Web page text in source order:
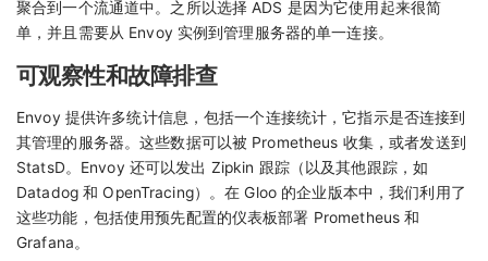
聚合到一个流通道中。之所以选择 ADS 是因为它使用起来很简
单，并且需要从 Envoy 实例到管理服务器的单一连接。
可观察性和故障排查
Envoy 提供许多统计信息，包括一个连接统计，它指示是否连接到
其管理的服务器。这些数据可以被 Prometheus 收集，或者发送到
StatsD。Envoy 还可以发出 Zipkin 跟踪（以及其他跟踪，如
Datadog 和 OpenTracing）。在 Gloo 的企业版本中，我们利用了
这些功能，包括使用预先配置的仪表板部署 Prometheus 和
Grafana。